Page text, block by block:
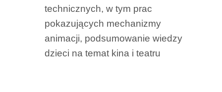
technicznych, w tym prac
pokazujących mechanizmy
animacji, podsumowanie wiedzy
dzieci na temat kina i teatru